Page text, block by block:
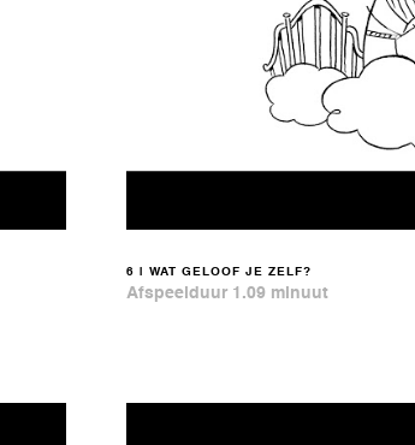
6 | WAT GELOOF JE ZELF?
Afspeelduur 1.09 minuut